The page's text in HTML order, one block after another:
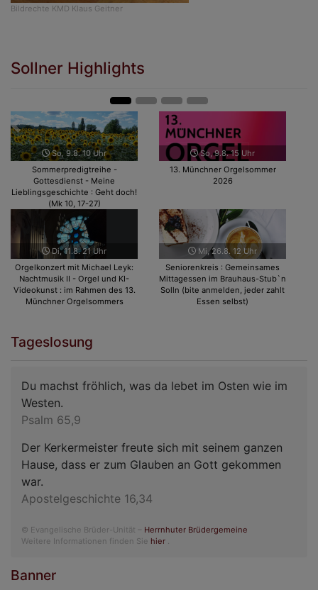
Bildrechte KMD Klaus Geitner
Sollner Highlights
So, 9.8. 10 Uhr
Sommerpredigtreihe -
Gottesdienst - Meine
Lieblingsgeschichte : Geht doch!
(Mk 10, 17-27)
So, 9.8. 15 Uhr
13. Münchner Orgelsommer
2026
Di, 11.8. 21 Uhr
Orgelkonzert mit Michael Leyk:
Nachtmusik II - Orgel und KI-
Videokunst : im Rahmen des 13.
Münchner Orgelsommers
Mi, 26.8. 12 Uhr
Seniorenkreis : Gemeinsames
Mittagessen im Brauhaus-Stub`n
Solln (bite anmelden, jeder zahlt
Essen selbst)
Zurück
Tageslosung
Du machst fröhlich, was da lebet im Osten wie im
Westen.
Psalm 65,9
Der Kerkermeister freute sich mit seinem ganzen
Hause, dass er zum Glauben an Gott gekommen
war.
Apostelgeschichte 16,34
© Evangelische Brüder-Unität – Herrnhuter Brüdergemeine
Weitere Informationen finden Sie hier .
Banner